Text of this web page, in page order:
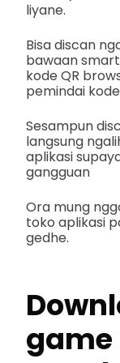
liyane.
Bisa discan
bawaan
kode QR
pemindai
Sesampun
langsung
aplikasi
gangguan
Ora mung
toko aplikasi
gedhe.
game